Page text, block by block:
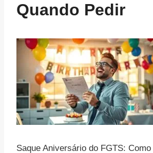
Quando Pedir
Saque Aniversário do FGTS: